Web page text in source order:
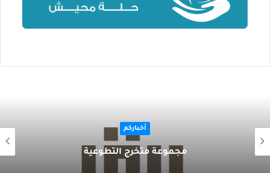
أخباركم
مجموعة متخرج التطوعية